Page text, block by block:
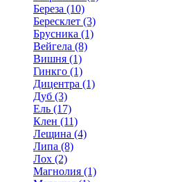
Береза (10)
Бересклет (3)
Брусника (1)
Вейгела (8)
Вишня (1)
Гинкго (1)
Дицентра (1)
Дуб (3)
Ель (17)
Клен (11)
Лещина (4)
Липа (8)
Лох (2)
Магнолия (1)